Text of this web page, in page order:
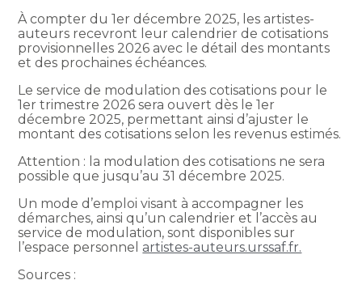
À compter du 1er décembre 2025, les artistes-
auteurs recevront leur calendrier de cotisations
provisionnelles 2026 avec le détail des montants
et des prochaines échéances.
Le service de modulation des cotisations pour le
1er trimestre 2026 sera ouvert dès le 1er
décembre 2025, permettant ainsi d’ajuster le
montant des cotisations selon les revenus estimés.
Attention : la modulation des cotisations ne sera
possible que jusqu’au 31 décembre 2025.
Un mode d’emploi visant à accompagner les
démarches, ainsi qu’un calendrier et l’accès au
service de modulation, sont disponibles sur
l’espace personnelartistes-auteurs.urssaf.fr.
Sources :